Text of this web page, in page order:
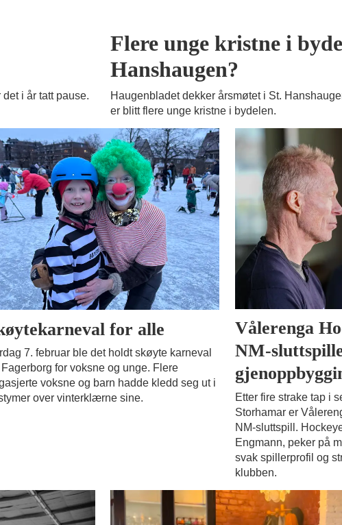
i år tatt pause.
Flere unge kristne i
Hanshaugen?
Haugenbladet dekker årsmøtet i St.
er blitt flere unge kristne i bydelen.
for alle
7. februar ble det holdt skøyte karneval
Fagerborg for voksne og unge. Flere
voksne og barn hadde kledd seg ut i
over vinterklærne sine.
Vålerenga
NM-
Etter fire strake tap i
Storhamar er
NM-sluttspill.
Engmann, peker på
svak spillerprofil og
klubben.